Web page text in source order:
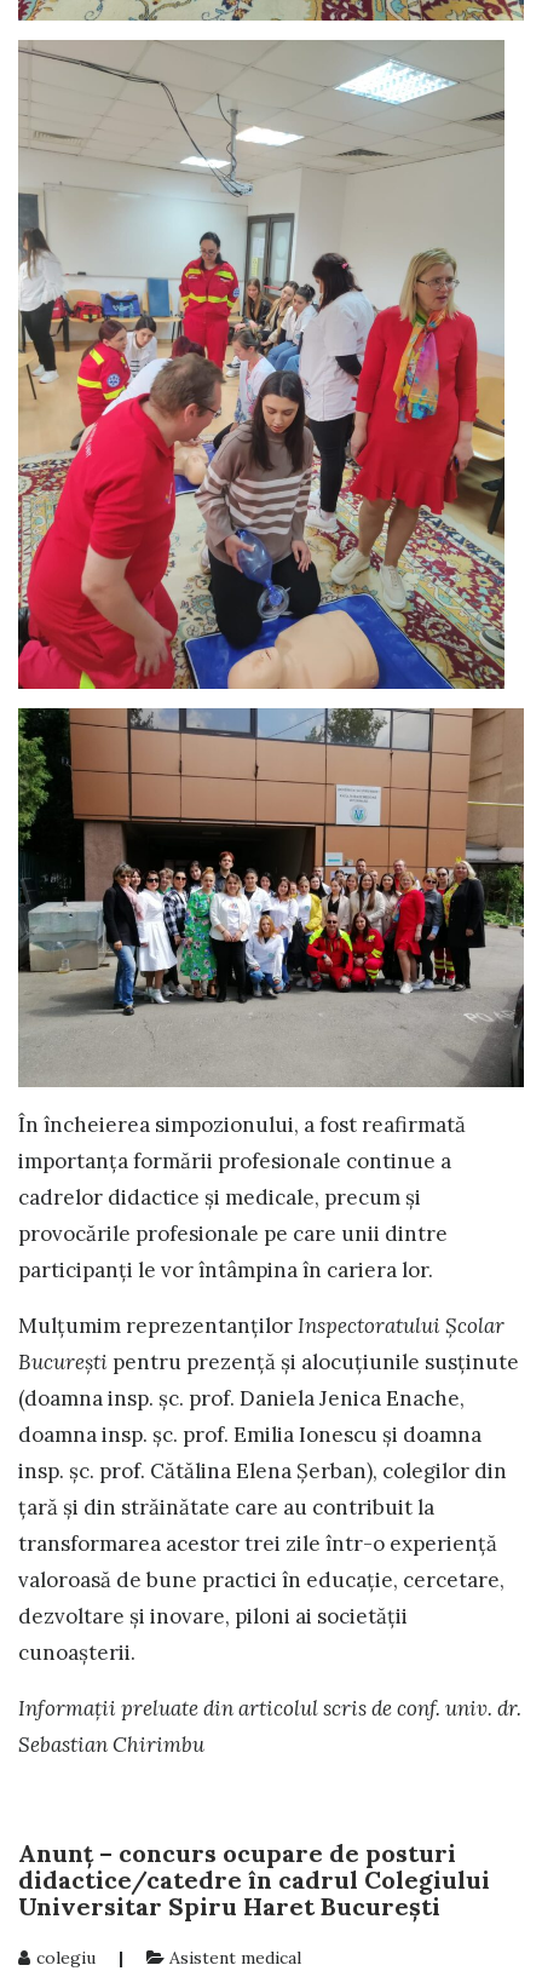
În încheierea simpozionului, a fost reafirmată
importanța formării profesionale continue a
cadrelor didactice și medicale, precum și
provocările profesionale pe care unii dintre
participanți le vor întâmpina în cariera lor.
Mulțumim reprezentanțilorInspectoratului Școlar
București pentru prezență și alocuțiunile susținute
(doamna insp. șc. prof. Daniela Jenica Enache,
doamna insp. șc. prof. Emilia Ionescu și doamna
insp. șc. prof. Cătălina Elena Șerban), colegilor din
țară și din străinătate care au contribuit la
transformarea acestor trei zile într-o experiență
valoroasă de bune practici în educație, cercetare,
dezvoltare și inovare, piloni ai societății
cunoașterii.
Informații preluate din articolul scris de conf. univ. dr.
Sebastian Chirimbu
Anunț – concurs ocupare de posturi
didactice/catedre în cadrul Colegiului
Universitar Spiru Haret București
colegiu | Asistent medical